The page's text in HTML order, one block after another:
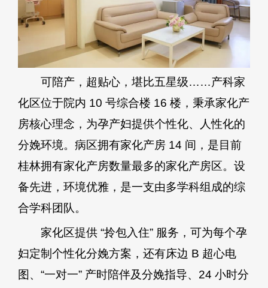
可陪产，超贴心，堪比五星级……产科家
化区位于院内 10 号综合楼 16 楼，秉承家化产
房核心理念，为孕产妇提供个性化、人性化的
分娩环境。病区拥有家化产房 14 间，是目前
桂林拥有家化产房数量最多的家化产房区。设
备先进，环境优雅，是一支由多学科组成的综
合学科团队。
家化区提供 “拎包入住” 服务，可为每个孕
妇定制个性化分娩方案，还有床边 B 超心电
图、“一对一” 产时陪伴及分娩指导、24 小时分